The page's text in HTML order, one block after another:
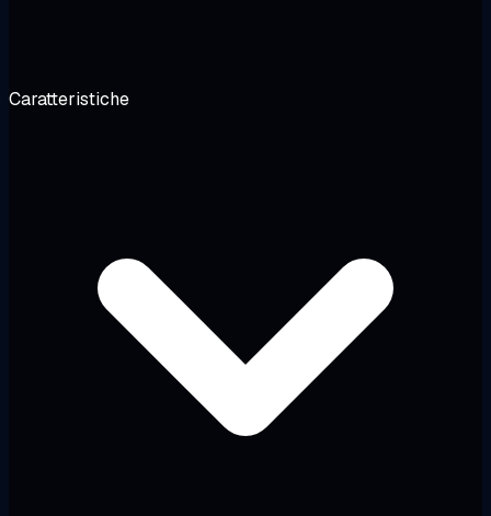
Caratteristiche